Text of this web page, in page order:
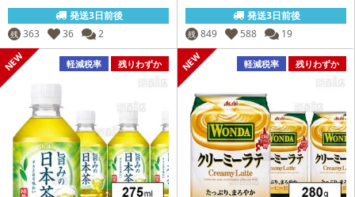
発送3日前後
残 363 36 2
発送3日前後
残 849 588 19
軽減税率 残りわずか 軽減税率 残りわずか